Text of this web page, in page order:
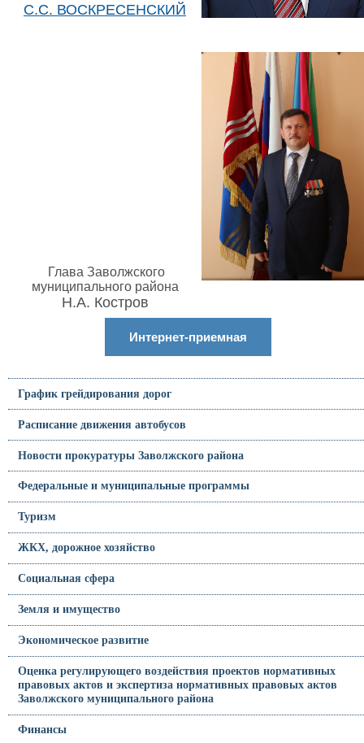
С.С. ВОСКРЕСЕНСКИЙ
Глава Заволжского
муниципального района
Н.А. Костров
Интернет-приемная
График грейдирования дорог
Расписание движения автобусов
Новости прокуратуры Заволжского района
Федеральные и муниципальные программы
Туризм
ЖКХ, дорожное хозяйство
Социальная сфера
Земля и имущество
Экономическое развитие
Оценка регулирующего воздействия проектов нормативных
правовых актов и экспертиза нормативных правовых актов
Заволжского муниципального района
Финансы